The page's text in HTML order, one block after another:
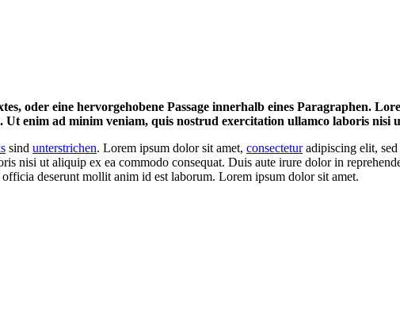
oder eine hervorgehobene Passage innerhalb eines Paragraphen.
enim ad minim veniam, quis nostrud exercitation ullamco laboris nisi
sind unterstrichen. Lorem ipsum dolor sit amet, consecteturadipiscing elit, sed
nisi ut aliquip ex ea commodo consequat. Duis aute irure dolor in
deserunt mollit anim id est laborum. Lorem ipsum dolor sit amet.